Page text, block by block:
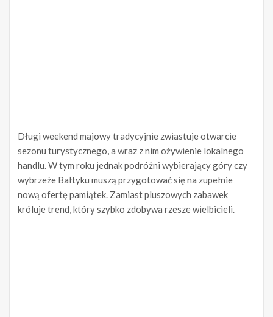
Długi weekend majowy tradycyjnie zwiastuje otwarcie
sezonu turystycznego, a wraz z nim ożywienie lokalnego
handlu. W tym roku jednak podróżni wybierający góry czy
wybrzeże Bałtyku muszą przygotować się na zupełnie
nową ofertę pamiątek. Zamiast pluszowych zabawek
króluje trend, który szybko zdobywa rzesze wielbicieli.